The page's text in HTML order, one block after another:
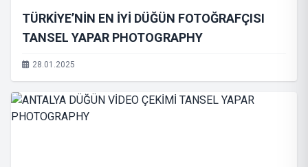
TÜRKİYE’NİN EN İYİ DÜĞÜN FOTOĞRAFÇISI
TANSEL YAPAR PHOTOGRAPHY
28.01.2025